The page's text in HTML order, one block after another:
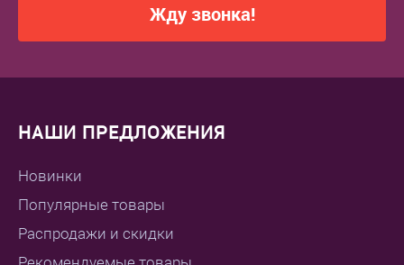
Жду звонка!
НАШИ ПРЕДЛОЖЕНИЯ
Новинки
Популярные товары
Распродажи и скидки